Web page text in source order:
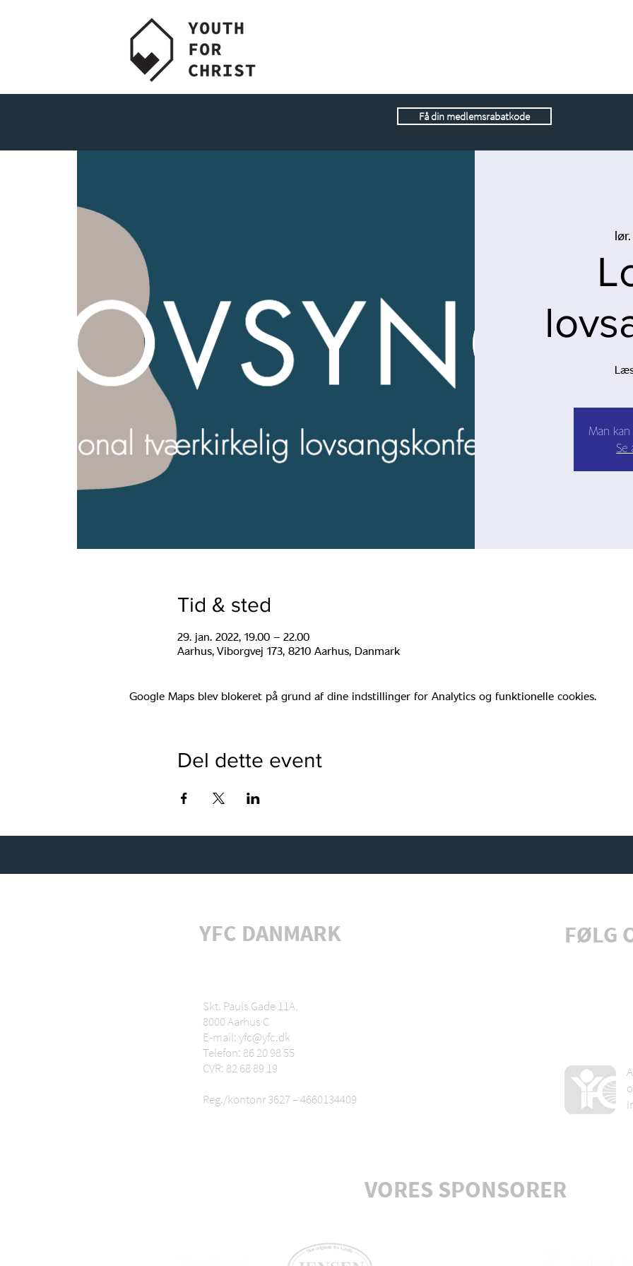
Få din medlemsrabatkode
Man
Se
Tid & sted
29. jan. 2022, 19.00 – 22.00
Aarhus, Viborgvej 173, 8210 Aarhus, Danmark
Google Maps blev blokeret på grund af dine indstillinger for Analytics og funktionelle cookies.
Del dette event
YFC DANMARK
Skt. Pauls Gade 11A,
8000 Aarhus C
E-mail: yfc@yfc.dk
Telefon: 86 20 98 55
CVR: 82 68 89 19
Reg./kontonr 3627 – 4660134409
FØLG
VORES SPONSORER